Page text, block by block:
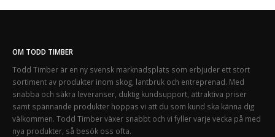
OM TODD TIMBER
Todd Timber är en ny svensk marknadsplats som erbjuder ett stort
sortiment av produkter inom skog, lantbruk och entreprenad. Med
snabba och säkra leveranser, duktig kundsupport, attraktiva priser
samt spännande produkter hoppas vi att du som kund ska känna dig
välkommen. Todd Timber växer snabbt och vi fyller varje vecka på med
nya produkter, så besök oss ofta.